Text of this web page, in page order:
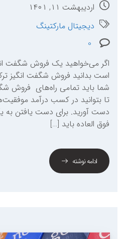
اردیبهشت ۱۱, ۱۴۰۱
دیجیتال مارکتینگ
اگر می‌خواهید یک فروش شگفت
است بدانید فروش شگفت انگیز
شما باید تمامی راه‌های فروش
تا بتوانید در کسب درآمد
دست آورید. برای دست یافتن
فوق العاده باید […]
ادامه نوشته